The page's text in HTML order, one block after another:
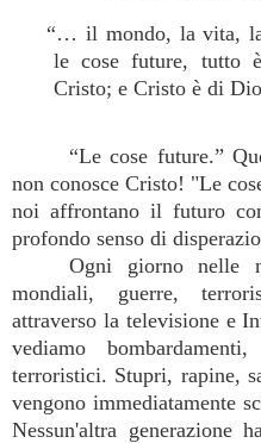
“… il mondo, la vita,
le cose future, tutto
Cristo; e Cristo è di
“Le cose future.”
non conosce Cristo! "Le
noi affrontano il futuro
profondo senso di
Ogni giorno nelle
mondiali, guerre,
attraverso la televisione e
vediamo
terroristici. Stupri, rapine,
vengono immediatamente
Nessun'altra generazione